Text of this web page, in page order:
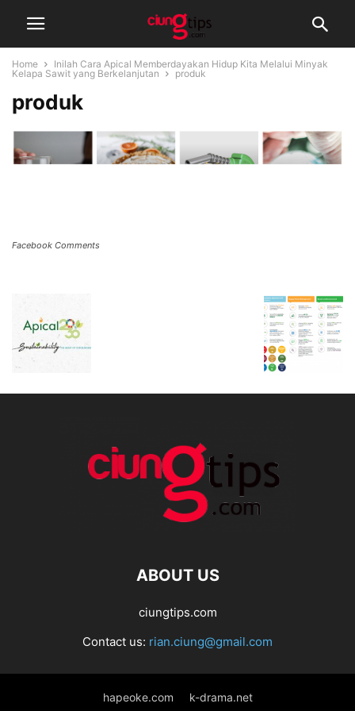
Home
Inilah Cara Apical Memberdayakan Hidup Kita Melalui Minyak
Kelapa Sawit yang Berkelanjutan
produk
produk
Facebook Comments
ABOUT US
ciungtips.com
Contact us: rian.ciung@gmail.com
hapeoke.com k-drama.net